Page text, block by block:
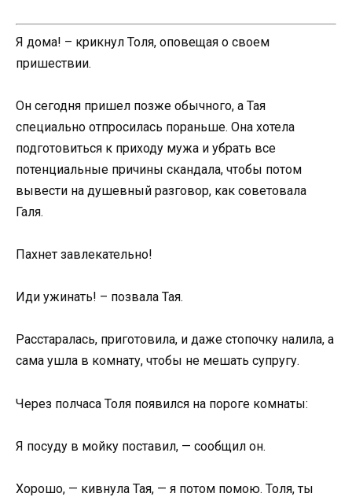
Я дома! – крикнул Толя, оповещая о своем
пришествии.
Он сегодня пришел позже обычного, а Тая
специально отпросилась пораньше. Она хотела
подготовиться к приходу мужа и убрать все
потенциальные причины скандала, чтобы потом
вывести на душевный разговор, как советовала
Галя.
Пахнет завлекательно!
Иди ужинать! – позвала Тая.
Расстаралась, приготовила, и даже стопочку налила, а
сама ушла в комнату, чтобы не мешать супругу.
Через полчаса Толя появился на пороге комнаты:
Я посуду в мойку поставил, — сообщил он.
Хорошо, — кивнула Тая, — я потом помою. Толя, ты